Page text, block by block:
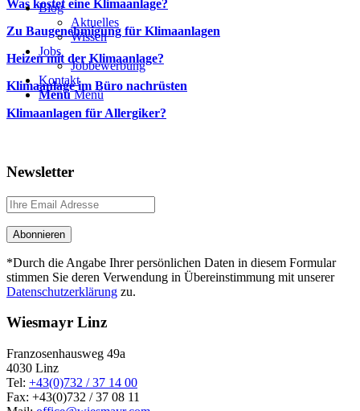
Blog
Aktuelles
Wissen
Jobs
Jobbewerbung
Kontakt
Menü Menü
Was kostet eine Klimaanlage?
Zu Baugenehmigung für Klimaanlagen
Heizen mit der Klimaanlage?
Klimaanlage im Büro nachrüsten
Klimaanlagen für Allergiker?
Newsletter
*Durch die Angabe Ihrer persönlichen Daten in diesem Formular
stimmen Sie deren Verwendung in Übereinstimmung mit unserer
Datenschutzerklärung zu.
Wiesmayr Linz
Franzosenhausweg 49a
4030 Linz
Tel: +43(0)732 / 37 14 00
Fax: +43(0)732 / 37 08 11